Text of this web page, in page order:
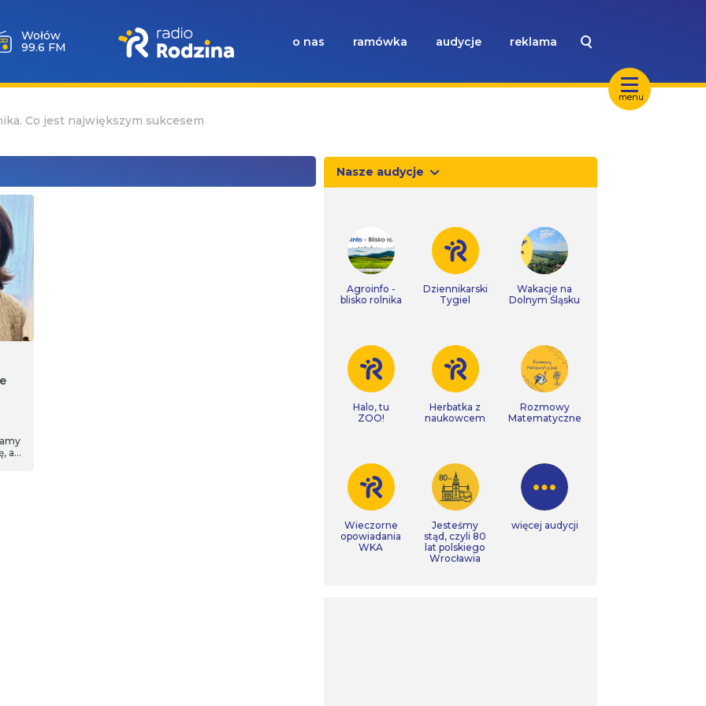
menu
Wołów
99.6 FM
o nas ramówka audycje reklama
Co jest największym sukcesem
a
Nasze audycje
Agroinfo -
blisko rolnika
Dziennikarski
Tygiel
Wakacje na
Dolnym Śląsku
Halo, tu
ZOO!
Herbatka z
naukowcem
Rozmowy
Matematyczne
Wieczorne
opowiadania
WKA
Jesteśmy
stąd, czyli 80
lat polskiego
Wrocławia
więcej audycji